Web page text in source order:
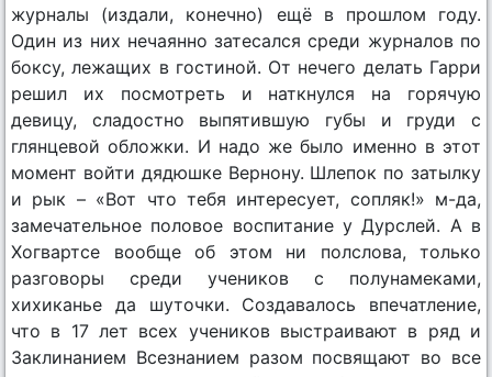
журналы (издали, конечно) ещё в прошлом году.
Один из них нечаянно затесался среди журналов по
боксу, лежащих в гостиной. От нечего делать Гарри
решил их посмотреть и наткнулся на горячую
девицу, сладостно выпятившую губы и груди с
глянцевой обложки. И надо же было именно в этот
момент войти дядюшке Вернону. Шлепок по затылку
и рык – «Вот что тебя интересует, сопляк!» м-да,
замечательное половое воспитание у Дурслей. А в
Хогвартсе вообще об этом ни полслова, только
разговоры среди учеников с полунамеками,
хихиканье да шуточки. Создавалось впечатление,
что в 17 лет всех учеников выстраивают в ряд и
Заклинанием Всезнанием разом посвящают во все